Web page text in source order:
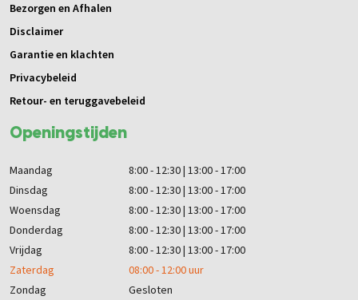
Openingstijden
Maandag
8:00 - 12:30 | 13:00 - 17:00
Dinsdag
8:00 - 12:30 | 13:00 - 17:00
Woensdag
8:00 - 12:30 | 13:00 - 17:00
Donderdag
8:00 - 12:30 | 13:00 - 17:00
Vrijdag
8:00 - 12:30 | 13:00 - 17:00
Zaterdag
08:00 - 12:00 uur
Zondag
Gesloten
Bezorgen en Afhalen
Disclaimer
Garantie en klachten
Privacybeleid
Retour- en teruggavebeleid